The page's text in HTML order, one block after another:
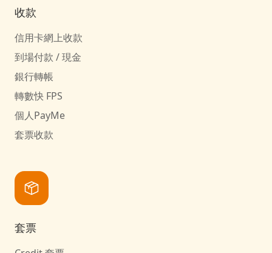
收款
信用卡網上收款
到場付款 / 現金
銀行轉帳
轉數快 FPS
個人PayMe
套票收款
套票